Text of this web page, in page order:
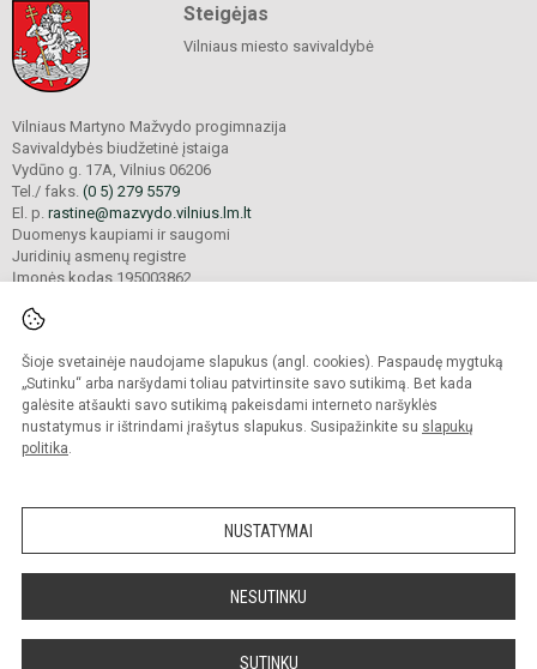
Šioje svetainėje naudojame slapukus (angl. cookies). Paspaudę mygtuką
„Sutinku“ arba naršydami toliau patvirtinsite savo sutikimą. Bet kada
galėsite atšaukti savo sutikimą pakeisdami interneto naršyklės
nustatymus ir ištrindami įrašytus slapukus. Susipažinkite su slapukų
politika.
NUSTATYMAI
NESUTINKU
SUTINKU
Steigėjas
Vilniaus miesto savivaldybė
Vilniaus Martyno Mažvydo progimnazija
Savivaldybės biudžetinė įstaiga
Vydūno g. 17A, Vilnius 06206
Tel./ faks. (0 5) 279 5579
El. p. rastine@mazvydo.vilnius.lm.lt
Duomenys kaupiami ir saugomi
Juridinių asmenų registre
Įmonės kodas 195003862
© 2022. Vilniaus Martyno Mažvydo progimnazija. Visos teisės saugomos.
Kopijuoti turinį be raštiško įstaigos administracijos sutikimo griežtai draudžiama.
Prieinamumo paraiška Slapukų valdymas
Sumanus būdas atnaujinti